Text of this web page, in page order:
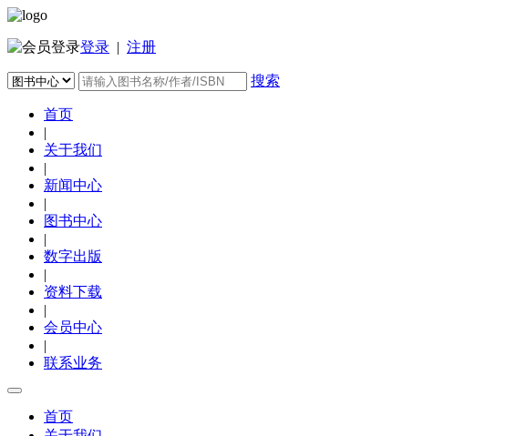
登录 | 注册
搜索
首页
|
关于我们
|
新闻中心
|
图书中心
|
数字出版
|
资料下载
|
会员中心
|
联系业务
首页